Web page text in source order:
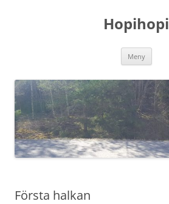
Hopihopi
Meny
Första halkan